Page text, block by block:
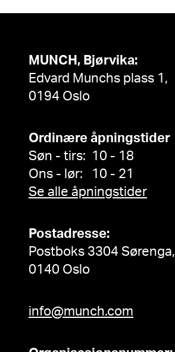
MUNCH, Bjørvika:
Edvard Munchs plass 1,
0194 Oslo
Ordinære åpningstider
Søn - tirs: 10 - 18
Ons - lør: 10 - 21
Se alle åpningstider
Postadresse:
Postboks 3304 Sørenga,
0140 Oslo
info@munch.com